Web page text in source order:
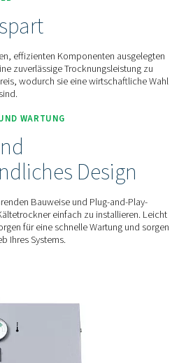
konsistente Leistung mit einem
7 °C und erfüllt die
1, was einen zuverlässigen
gewährleistet.
spart
Preis, wodurch sie eine
sind.
UND WARTUNG